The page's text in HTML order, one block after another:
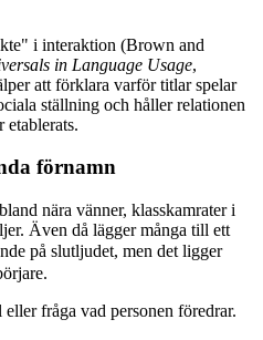
i interaktion (Brown and
in Language Usage,
att förklara varför titlar spelar
ställning och håller relationen
etablerats.
förnamn
nära vänner, klasskamrater i
Även då lägger många till ett
på slutljudet, men det ligger
fråga vad personen föredrar.